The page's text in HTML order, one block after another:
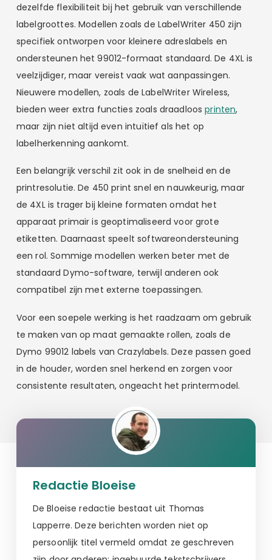
dezelfde flexibiliteit bij het gebruik van verschillende
labelgroottes. Modellen zoals de LabelWriter 450 zijn
specifiek ontworpen voor kleinere adreslabels en
ondersteunen het 99012-formaat standaard. De 4XL is
veelzijdiger, maar vereist vaak wat aanpassingen.
Nieuwere modellen, zoals de LabelWriter Wireless,
bieden weer extra functies zoals draadloosprinten,
maar zijn niet altijd even intuïtief als het op
labelherkenning aankomt.
Een belangrijk verschil zit ook in de snelheid en de
printresolutie. De 450 print snel en nauwkeurig, maar
de 4XL is trager bij kleine formaten omdat het
apparaat primair is geoptimaliseerd voor grote
etiketten. Daarnaast speelt softwareondersteuning
een rol. Sommige modellen werken beter met de
standaard Dymo-software, terwijl anderen ook
compatibel zijn met externe toepassingen.
Voor een soepele werking is het raadzaam om gebruik
te maken van op maat gemaakte rollen, zoals de
Dymo 99012 labels van Crazylabels. Deze passen goed
in de houder, worden snel herkend en zorgen voor
consistente resultaten, ongeacht het printermodel.
Redactie Bloeise
De Bloeise redactie bestaat uit Thomas
Lapperre. Deze berichten worden niet op
persoonlijk titel vermeld omdat ze geschreven